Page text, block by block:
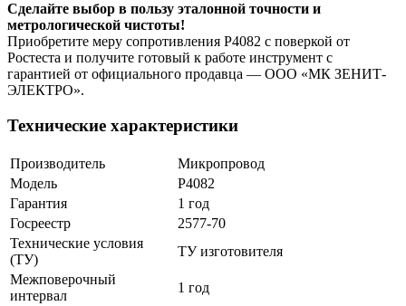
Сделайте выбор в пользу эталонной точности и
метрологической чистоты!
Приобретите меру сопротивления Р4082 с поверкой от
Ростеста и получите готовый к работе инструмент с
гарантией от официального продавца — ООО «МК ЗЕНИТ-
ЭЛЕКТРО».
Технические характеристики
Производитель
Микропровод
Модель
Р4082
Гарантия
1 год
Госреестр
2577-70
Технические условия
(ТУ)
ТУ изготовителя
Межповерочный
интервал
1 год